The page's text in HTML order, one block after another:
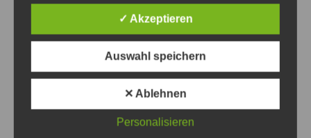
Das könnte Sie auch interessieren
✓ Akzeptieren
Auswahl speichern
✕ Ablehnen
Personalisieren